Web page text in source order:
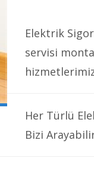
Elektrik
servisi
Her Türlü
Bizi